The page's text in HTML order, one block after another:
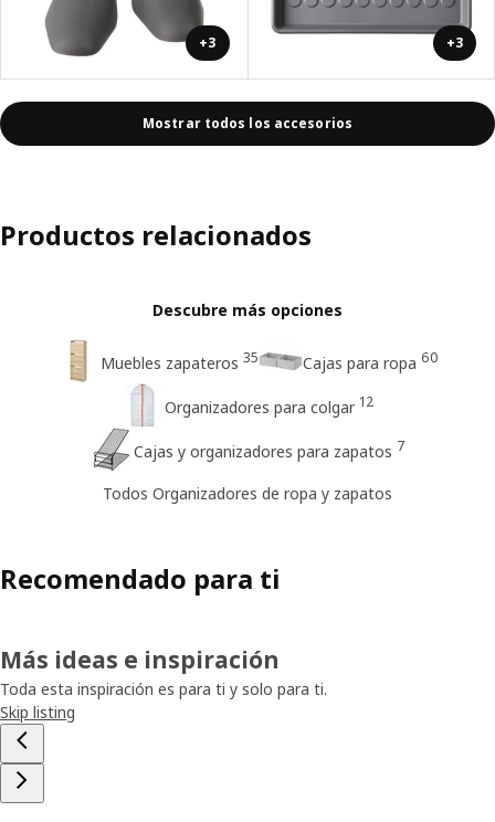
+3 +3
Mostrar todos los accesorios
Productos relacionados
Descubre más opciones
Muebles zapateros 35 Cajas para ropa 60
Organizadores para colgar 12
Cajas y organizadores para zapatos 7
Todos Organizadores de ropa y zapatos
Recomendado para ti
Más ideas e inspiración
Toda esta inspiración es para ti y solo para ti.
Skip listing